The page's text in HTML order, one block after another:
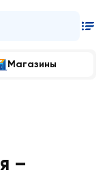
Магазины
–